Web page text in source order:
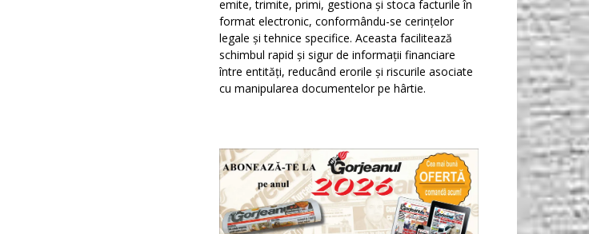
emite, trimite, primi, gestiona și stoca facturile în
format electronic, conformându-se cerințelor
legale și tehnice specifice. Aceasta facilitează
schimbul rapid și sigur de informații financiare
între entități, reducând erorile și riscurile asociate
cu manipularea documentelor pe hârtie.